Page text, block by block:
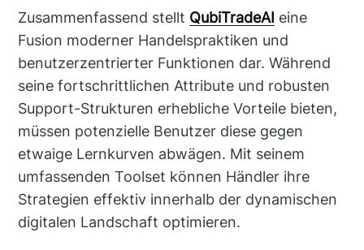
Zusammenfassend stellt QubiTradeAI eine
Fusion moderner Handelspraktiken und
benutzerzentrierter Funktionen dar. Während
seine fortschrittlichen Attribute und robusten
Support-Strukturen erhebliche Vorteile bieten,
müssen potenzielle Benutzer diese gegen
etwaige Lernkurven abwägen. Mit seinem
umfassenden Toolset können Händler ihre
Strategien effektiv innerhalb der dynamischen
digitalen Landschaft optimieren.